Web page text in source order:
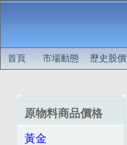
首頁 市場動態 歷史股價
原物料商品價格
黃金